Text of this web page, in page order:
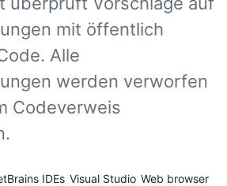
mit öffentlich
Alle
werden verworfen
Codeverweis
IDEs Visual Studio Web browser